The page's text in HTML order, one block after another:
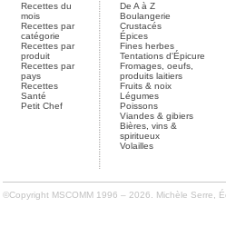
Recettes du
mois
Recettes par
catégorie
Recettes par
produit
Recettes par
pays
Recettes
Santé
Petit Chef
De A à Z
Boulangerie
Crustacés
Épices
Fines herbes
Tentations d'Épicure
Fromages, oeufs,
produits laitiers
Fruits & noix
Légumes
Poissons
Viandes & gibiers
Bières, vins &
spiritueux
Volailles
©Copyright MSCOMM 1996 – 2026. Michèle Serre,